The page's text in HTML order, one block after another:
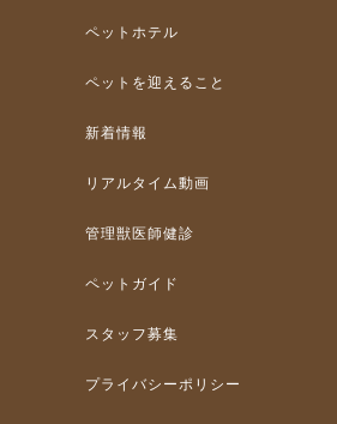
ペットホテル
ペットを迎えること
新着情報
リアルタイム動画
管理獣医師健診
ペットガイド
スタッフ募集
プライバシーポリシー